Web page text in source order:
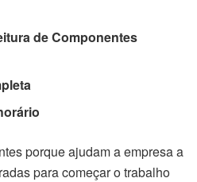
de Componentes
porque ajudam a empresa a
para começar o trabalho